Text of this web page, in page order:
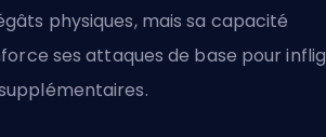
physiques, mais sa capacité
ses attaques de base pour